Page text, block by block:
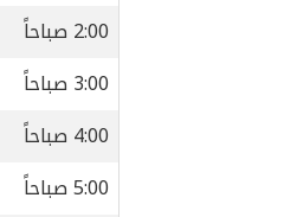
2:00 صباحاً
3:00 صباحاً
4:00 صباحاً
5:00 صباحاً